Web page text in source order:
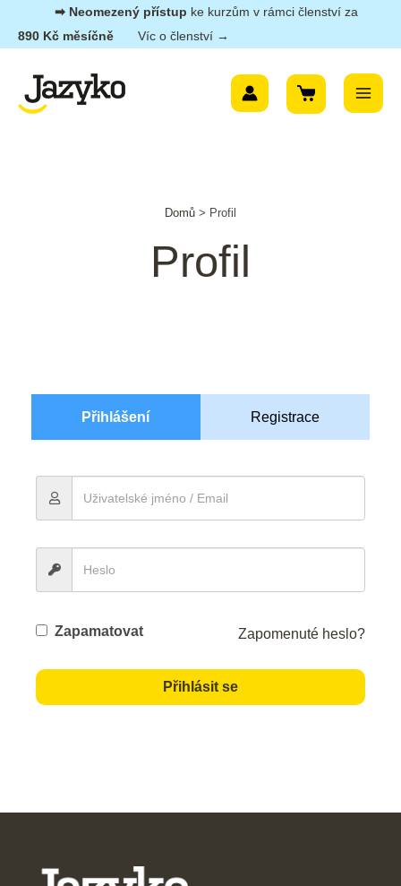
Přeskočit➡︎ Neomezený přístup ke kurzům v rámci členství za
890 Kč měsíčně
Víc o členství →
Menu
Domů > Profil
Profil
Přihlášení Registrace
Zapamatovat Zapomenuté heslo?
Přihlásit se